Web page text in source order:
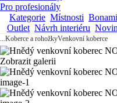
Pro profesionály
Kategorie Místnosti
Outlet Návrh interiéru
...Koberce a rohožkyVenkovní koberce
Zobrazit galerii